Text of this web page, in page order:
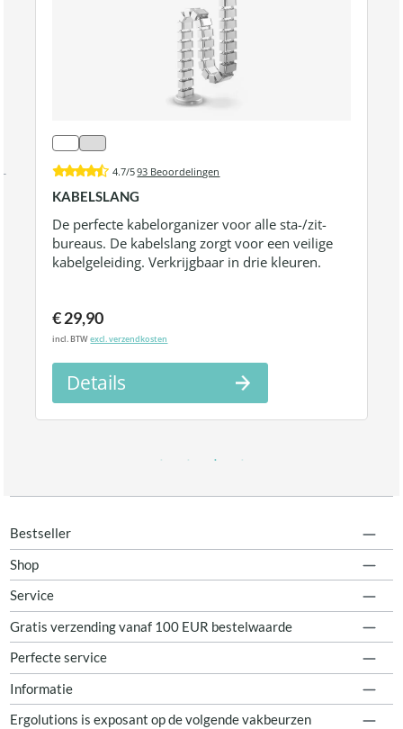
4.7/593 Beoordelingen
KABELSLANG
De perfecte kabelorganizer voor alle sta-/zit-
bureaus. De kabelslang zorgt voor een veilige
kabelgeleiding. Verkrijgbaar in drie kleuren.
€ 29,90
incl. BTWexcl. verzendkosten
Details
Bestseller
Shop
Service
Gratis verzending vanaf 100 EUR bestelwaarde
Perfecte service
Informatie
Ergolutions is exposant op de volgende vakbeurzen